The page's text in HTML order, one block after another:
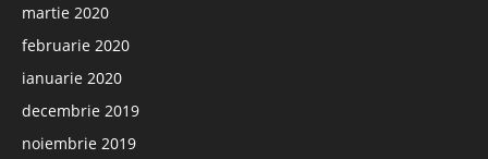
martie 2020
februarie 2020
ianuarie 2020
decembrie 2019
noiembrie 2019